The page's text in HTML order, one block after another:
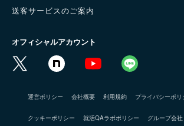
送客サービスのご案内
オフィシャルアカウント
運営ポリシー 会社概要 利用規約 プライバシーポリ
クッキーポリシー 就活QAラボポリシー グループ会社